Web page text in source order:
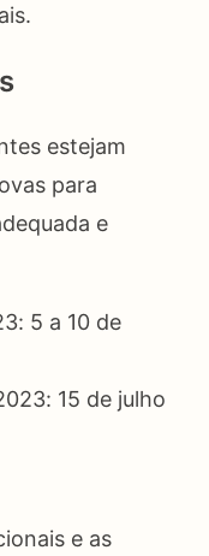
estejam
para
e
5 a 10 de
15 de julho
e as